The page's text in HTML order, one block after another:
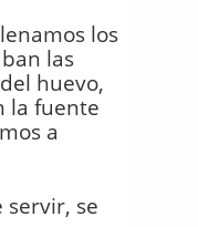
los
las
huevo,
la fuente
a
servir, se